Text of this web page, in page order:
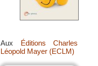
Aux Éditions Charles
Léopold Mayer (ECLM)